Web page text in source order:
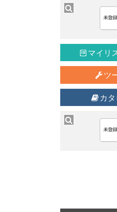
マイリ
ツ
カ